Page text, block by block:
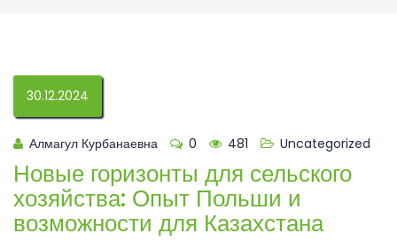
30.12.2024
Алмагул Курбанаевна 0 481 Uncategorized
Новые горизонты для сельского
хозяйства: Опыт Польши и
возможности для Казахстана